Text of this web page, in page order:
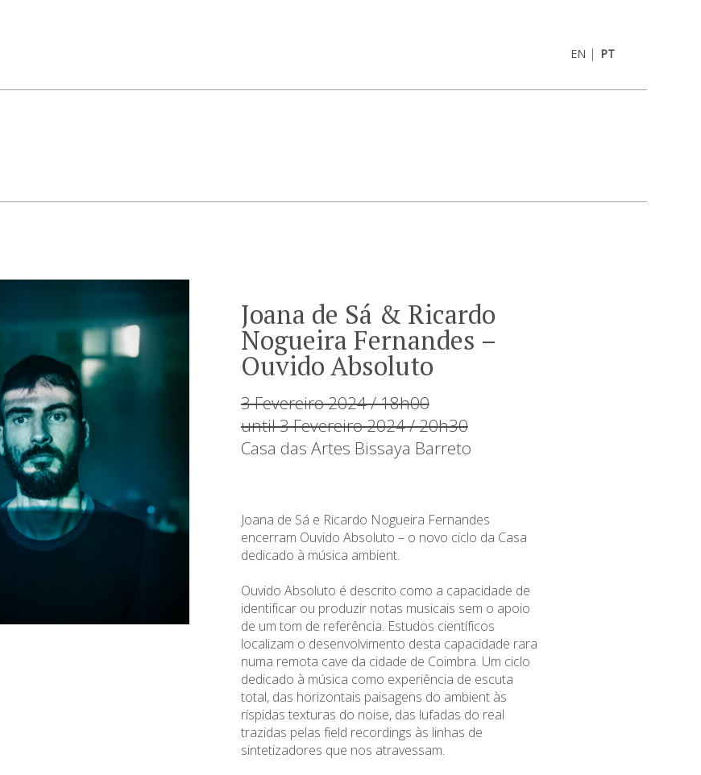
EN | PT
Joana de Sá & Ricardo
Nogueira Fernandes –
Ouvido Absoluto
3 Fevereiro 2024 / 18h00
until 3 Fevereiro 2024 / 20h30
Casa das Artes Bissaya Barreto
Joana de Sá e Ricardo Nogueira Fernandes
encerram Ouvido Absoluto – o novo ciclo da Casa
dedicado à música ambient.
Ouvido Absoluto é descrito como a capacidade de
identificar ou produzir notas musicais sem o apoio
de um tom de referência. Estudos científicos
localizam o desenvolvimento desta capacidade rara
numa remota cave da cidade de Coimbra. Um ciclo
dedicado à música como experiência de escuta
total, das horizontais paisagens do ambient às
ríspidas texturas do noise, das lufadas do real
trazidas pelas field recordings às linhas de
sintetizadores que nos atravessam.